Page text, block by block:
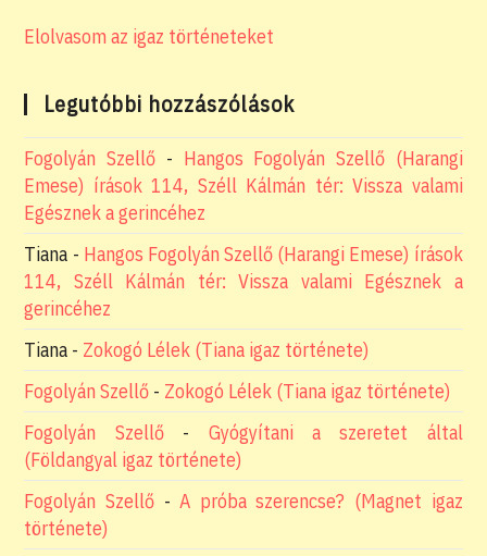
Elolvasom az igaz történeteket
Legutóbbi hozzászólások
Fogolyán Szellő - Hangos Fogolyán Szellő (Harangi
Emese) írások 114, Széll Kálmán tér: Vissza valami
Egésznek a gerincéhez
Tiana - Hangos Fogolyán Szellő (Harangi Emese) írások
114, Széll Kálmán tér: Vissza valami Egésznek a
gerincéhez
Tiana - Zokogó Lélek (Tiana igaz története)
Fogolyán Szellő - Zokogó Lélek (Tiana igaz története)
Fogolyán Szellő- Gyógyítani a szeretet által
(Földangyal igaz története)
Fogolyán Szellő -A próba szerencse? (Magnet igaz
története)